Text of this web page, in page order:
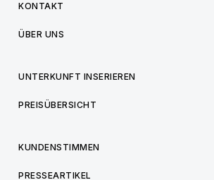
KONTAKT
ÜBER UNS
UNTERKUNFT INSERIEREN
PREISÜBERSICHT
KUNDENSTIMMEN
PRESSEARTIKEL